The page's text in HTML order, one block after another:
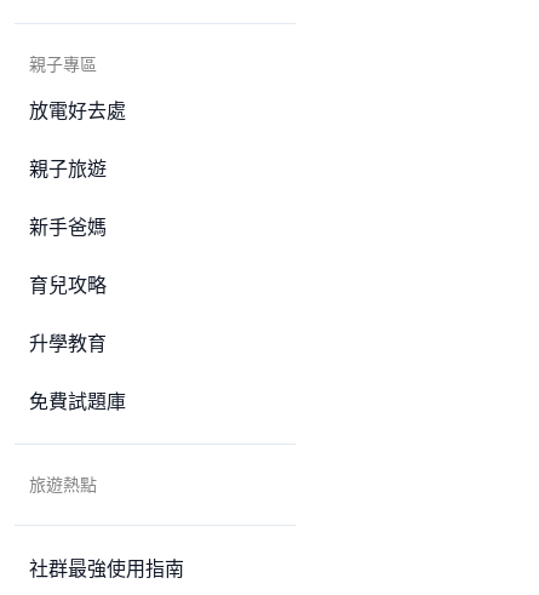
親子專區
放電好去處
親子旅遊
新手爸媽
育兒攻略
升學教育
免費試題庫
旅遊熱點
社群最強使用指南